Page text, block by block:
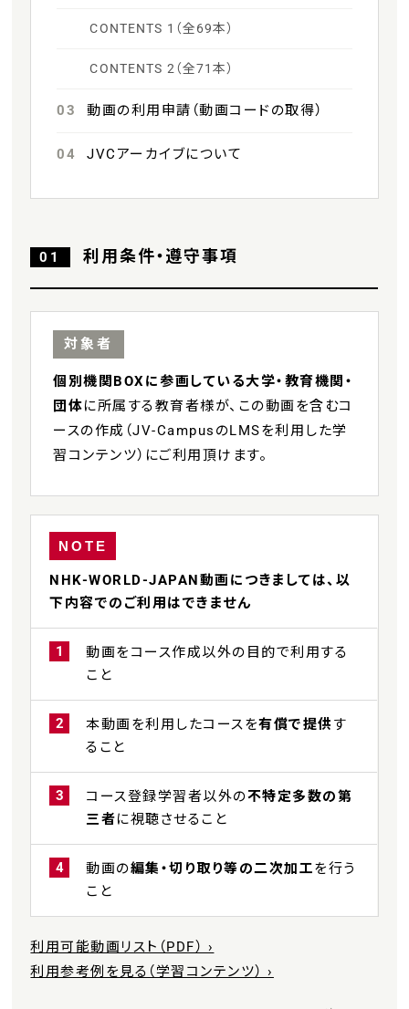
CONTENTS 1（全69本）
CONTENTS 2（全71本）
03 動画の利用申請（動画コードの取得）
04 JVCアーカイブについて
01 利用条件・遵守事項
対象者
個別機関BOXに参画している大学・教育機関・
団体に所属する教育者様が、この動画を含むコ
ースの作成（JV-CampusのLMSを利用した学
習コンテンツ）にご利用頂けます。
NOTE
NHK-WORLD-JAPAN動画につきましては、以
下内容でのご利用はできません
1
動画をコース作成以外の目的で利用する
こと
2 本動画を利用したコースを有償で提供 す
ること
3 コース登録学習者以外の不特定多数の第
三者に視聴させること
4 動画の編集・切り取り等の二次加工を行う
こと
利用可能動画リスト（PDF） ›
利用参考例を見る（学習コンテンツ） ›